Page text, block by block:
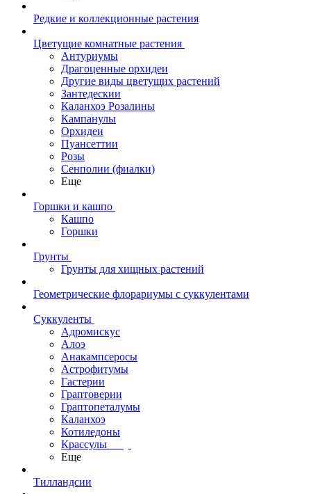
Редкие и коллекционные растения
Цветущие комнатные растения
Антуриумы
Драгоценные орхидеи
Другие виды цветущих растений
Зантедескии
Каланхоэ Розалины
Кампанулы
Орхидеи
Пуансеттии
Розы
Сенполии (фиалки)
Еще
Горшки и кашпо
Кашпо
Горшки
Грунты
Грунты для хищных растений
Геометрические флорариумы с суккулентами
Суккуленты
Адромискус
Алоэ
Анакампсеросы
Астрофитумы
Гастерии
Граптоверии
Граптопеталумы
Каланхоэ
Котиледоны
Крассулы
Еще
Тилландсии